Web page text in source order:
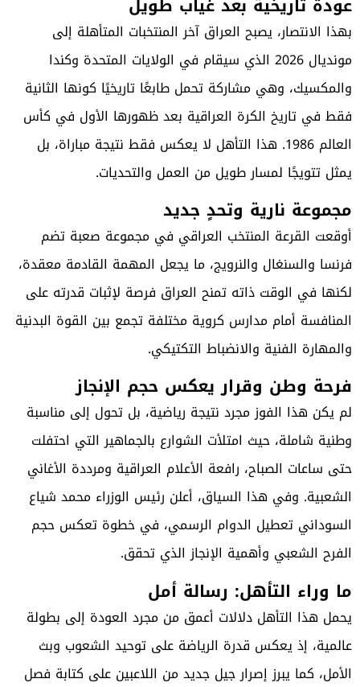
بهذا الانتصار، يصبح العراق آخر المنتخبات المتأهلة إلى
مونديال 2026 الذي سيقام في الولايات المتحدة وكندا
والمكسيك، وهي مشاركة تحمل طابعًا تاريخيًا كونها الثانية
فقط في تاريخ الكرة العراقية بعد ظهورها الأول في كأس
العالم 1986. هذا التأهل لا يعكس فقط نتيجة مباراة، بل
يمثل تتويجًا لمسار طويل من العمل والتحديات.
مجموعة نارية وتحدٍ جديد
أوقعت القرعة المنتخب العراقي في مجموعة صعبة تضم
فرنسا والسنغال والنرويج، ما يجعل المهمة القادمة معقدة،
لكنها في الوقت ذاته تمنح العراق فرصة لإثبات قدرته على
المنافسة أمام مدارس كروية مختلفة تجمع بين القوة البدنية
والمهارة الفنية والانضباط التكتيكي.
فرحة وطن وقرار يعكس حجم الإنجاز
لم يكن هذا الفوز مجرد نتيجة رياضية، بل تحول إلى مناسبة
وطنية شاملة، حيث امتلأت الشوارع بالجماهير التي احتفلت
حتى ساعات الصباح، رافعة الأعلام العراقية ومرددة الأغاني
الشعبية. وفي هذا السياق، أعلن رئيس الوزراء محمد شياع
السوداني تعطيل الدوام الرسمي، في خطوة تعكس حجم
الفرح الشعبي وأهمية الإنجاز الذي تحقق.
ما وراء التأهل: رسالة أمل
يحمل هذا التأهل دلالات أعمق من مجرد العودة إلى بطولة
عالمية، إذ يعكس قدرة الرياضة على توحيد الشعوب وبث
الأمل، كما يبرز إصرار جيل جديد من اللاعبين على كتابة فصل